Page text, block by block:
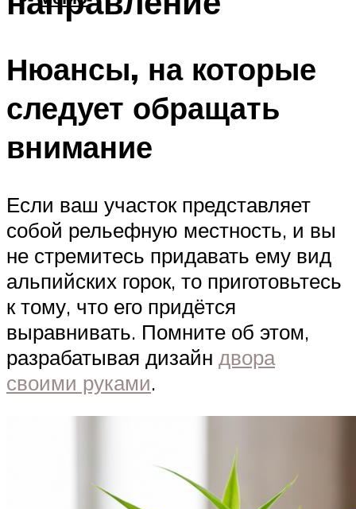
Нюансы, на которые
следует обращать
внимание
Если ваш участок представляет
собой рельефную местность, и вы
не стремитесь придавать ему вид
альпийских горок, то приготовьтесь
к тому, что его придётся
выравнивать. Помните об этом,
разрабатывая дизайн двора
своими руками.